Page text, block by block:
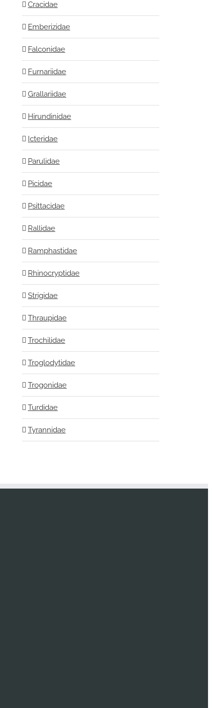
Cracidae
Emberizidae
Falconidae
Furnariidae
Grallariidae
Hirundinidae
Icteridae
Parulidae
Picidae
Psittacidae
Rallidae
Ramphastidae
Rhinocryptidae
Strigidae
Thraupidae
Trochilidae
Troglodytidae
Trogonidae
Turdidae
Tyrannidae